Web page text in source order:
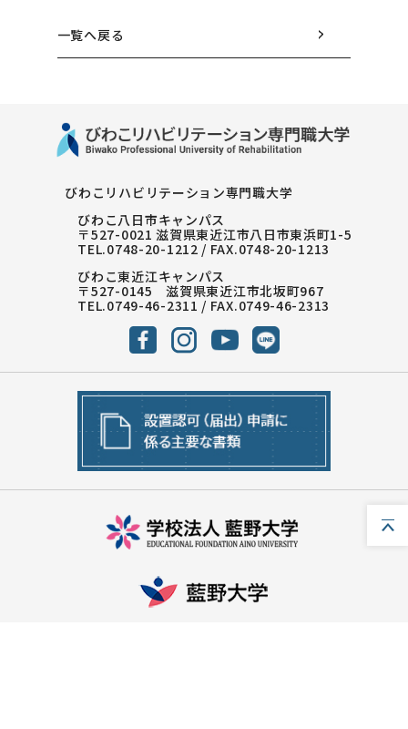
一覧へ戻る
びわこリハビリテーション専門職大学
びわこ八日市キャンパス
〒527-0021 滋賀県東近江市八日市東浜町1-5
TEL.0748-20-1212 / FAX.0748-20-1213
びわこ東近江キャンパス
〒527-0145 滋賀県東近江市北坂町967
TEL.0749-46-2311 / FAX.0749-46-2313